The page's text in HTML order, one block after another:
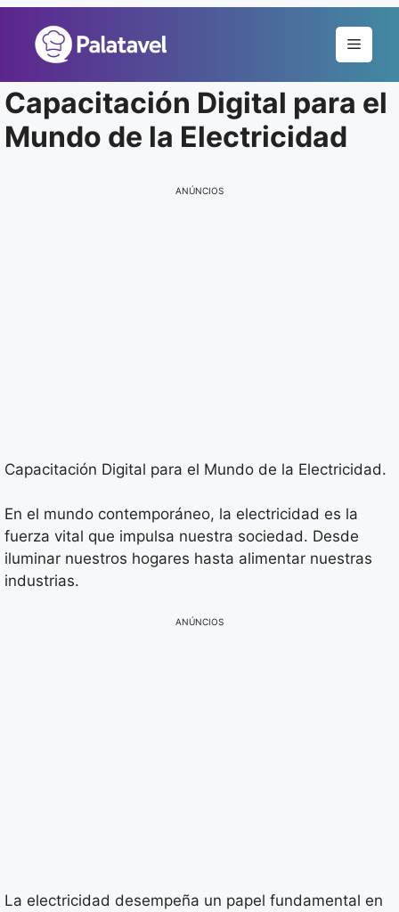
conteúdo
Menu
Capacitación Digital para el
Mundo de la Electricidad
ANÚNCIOS
Capacitación Digital para el Mundo de la Electricidad.
En el mundo contemporáneo, la electricidad es la
fuerza vital que impulsa nuestra sociedad. Desde
iluminar nuestros hogares hasta alimentar nuestras
industrias.
ANÚNCIOS
La electricidad desempeña un papel fundamental en